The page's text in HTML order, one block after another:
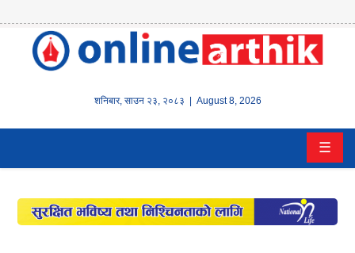
शनिबार, साउन २३, २०८३ | August 8, 2026
होम
वित्त
इन्स्योरेन्स
☰